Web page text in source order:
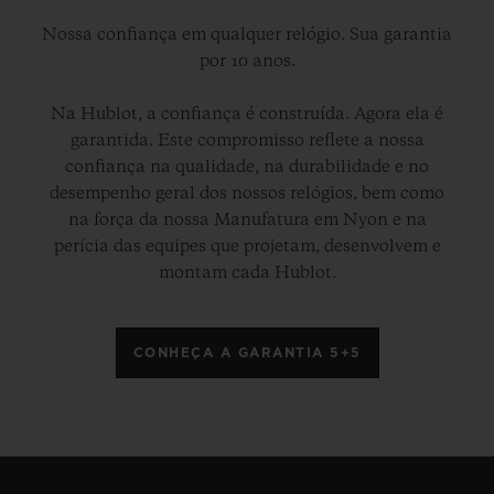
Nossa confiança em qualquer relógio. Sua garantia
por 10 anos.
Na Hublot, a confiança é construída. Agora ela é
garantida. Este compromisso reflete a nossa
confiança na qualidade, na durabilidade e no
desempenho geral dos nossos relógios, bem como
na força da nossa Manufatura em Nyon e na
perícia das equipes que projetam, desenvolvem e
montam cada Hublot.
CONHEÇA A GARANTIA 5+5